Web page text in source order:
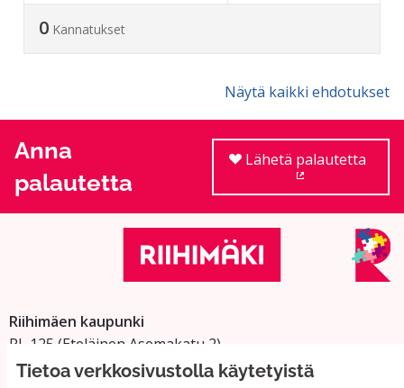
Tietoa verkkosivustolla käytetyistä
0 Kannatukset
Näytä kaikki ehdotukset
Anna
palautetta
Lähetä palautetta
Riihimäen kaupunki
PL 125 (Eteläinen Asemakatu 2)
11101 Riihimäki